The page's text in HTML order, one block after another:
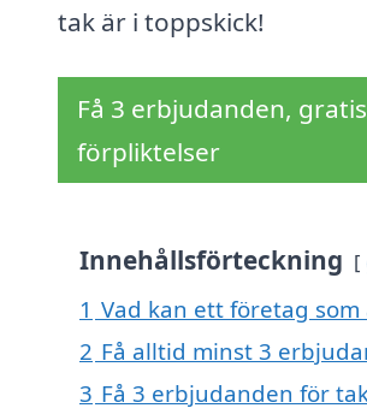
tak är i toppskick!
Få 3 erbjudanden,
förpliktelser
Innehållsförteckning
1 Vad kan ett företag
2 Få alltid minst 3
3 Få 3 erbjudanden för